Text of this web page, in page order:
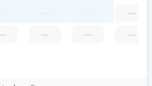
—
—
—
—